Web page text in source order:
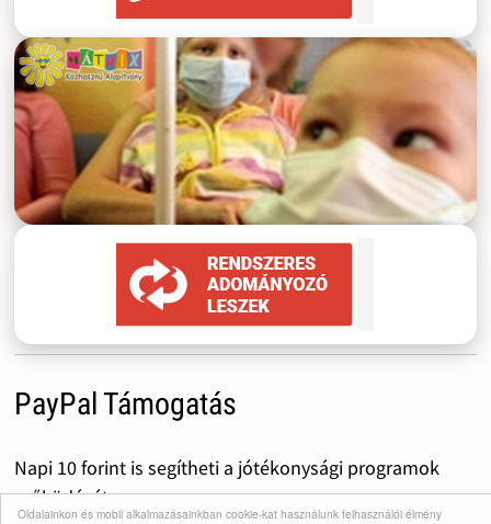
Oldalainkon és mobil alkalmazásainkban cookie-kat használunk felhasználói élmény
PayPal Támogatás
Napi 10 forint is segítheti a jótékonysági programok
működését.